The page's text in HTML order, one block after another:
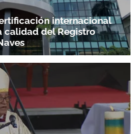
internacional
calidad del Registro